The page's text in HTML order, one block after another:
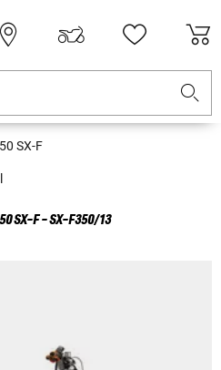
SX-F
SX-F - SX-F350/13